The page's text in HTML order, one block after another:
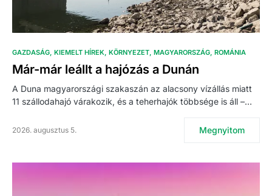
GAZDASÁG KIEMELT HÍREK KÖRNYEZET MAGYARORSZÁG ROMÁNIA
Már-már leállt a hajózás a Dunán
A Duna magyarországi szakaszán az alacsony vízállás miatt
11 szállodahajó várakozik, és a teherhajók többsége is áll –…
2026. augusztus 5. Megnyitom